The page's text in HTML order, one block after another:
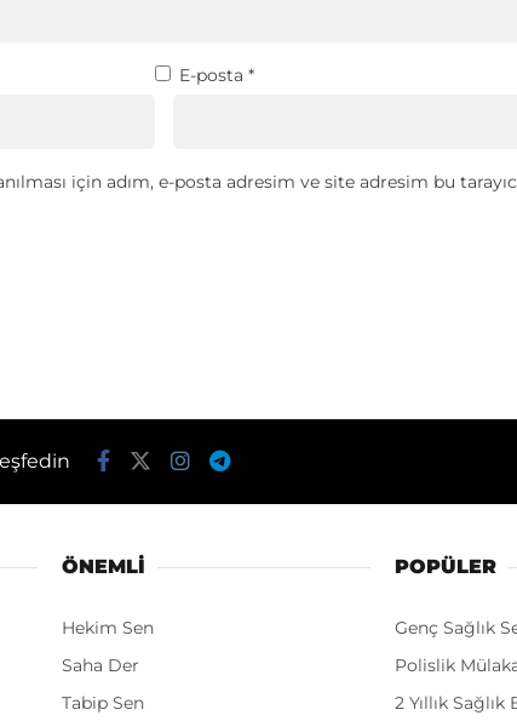
E-posta *
için adım, e-posta adresim ve site adresim bu
ÖNEMLI
Hekim Sen
Saha Der
Tabip Sen
POPÜLER
Genç Sağlık
Polislik
2 Yıllık